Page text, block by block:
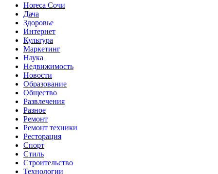
Horeca Сочи
Дача
Здоровье
Интернет
Культура
Маркетинг
Наука
Недвижимость
Новости
Образование
Общество
Развлечения
Разное
Ремонт
Ремонт техники
Ресторация
Спорт
Стиль
Строительство
Технологии